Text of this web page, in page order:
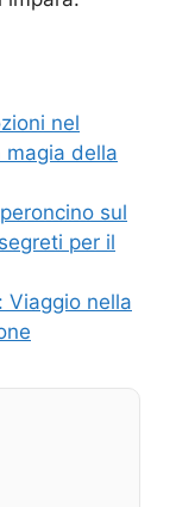
nel
magia della
sul
per il
Viaggio nella